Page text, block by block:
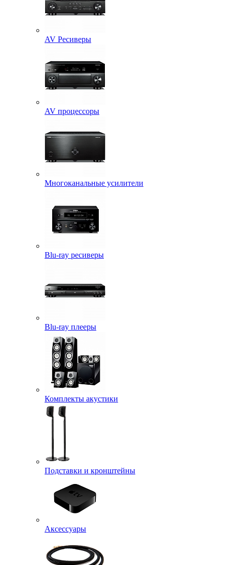
AV Ресиверы
AV процессоры
Многоканальные усилители
Blu-ray ресиверы
Blu-ray плееры
Комплекты акустики
Подставки и кронштейны
Аксессуары